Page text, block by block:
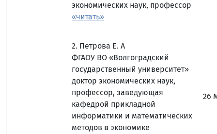
экономических наук, профессор
«читать»
2. Петрова Е. А
ФГАОУ ВО «Волгоградский
государственный университет»
доктор экономических наук,
профессор, заведующая
кафедрой прикладной
информатики и математических
методов в экономике
26